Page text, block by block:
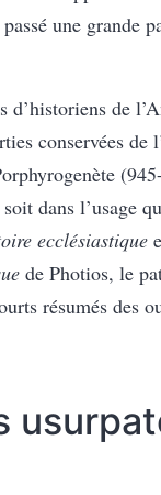
une grande
d’historiens de
conservées de
dans l’usage
ecclésiastique
de Photios, le
résumés des